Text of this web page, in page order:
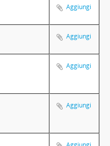
Aggiungi
Aggiungi
Aggiungi
Aggiungi